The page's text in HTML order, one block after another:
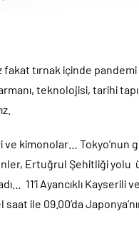
fakat tırnak içinde
teknolojisi, tarihi
kimonolar… Tokyo’nun
trenler, Ertuğrul Şehitliği
11’i Ayancıklı Kayserili
ile 09.00’da